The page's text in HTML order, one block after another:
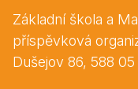
Základní škola a
příspěvková
Dušejov 86, 588 05